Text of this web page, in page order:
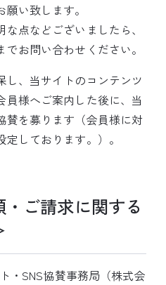
い致します。
点などございましたら、
お問い合わせください。
、当サイトのコンテンツ
様へご案内した後に、当
賛を募ります（会員様に対
しております。）。
ご請求に関する
・SNS協賛事務局（株式会